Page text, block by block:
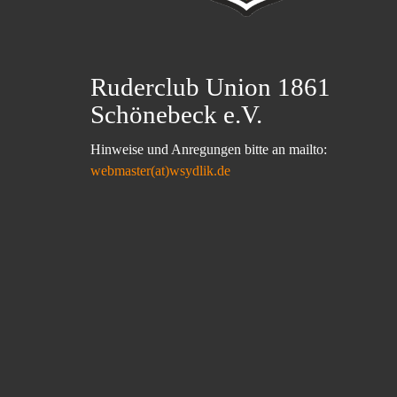
Ruderclub Union 1861
Schönebeck e.V.
Hinweise und Anregungen bitte an mailto:
webmaster(at)wsydlik.de